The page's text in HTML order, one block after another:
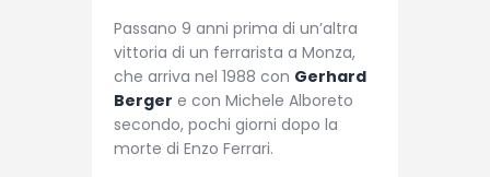
Passano 9 anni prima di un’altra
vittoria di un ferrarista a Monza,
che arriva nel 1988 con Gerhard
Berger e con Michele Alboreto
secondo, pochi giorni dopo la
morte di Enzo Ferrari.